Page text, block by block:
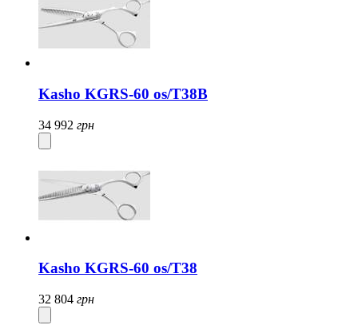
Kasho KGRS-60 os/T38B
34 992 грн
Kasho KGRS-60 os/T38
32 804 грн